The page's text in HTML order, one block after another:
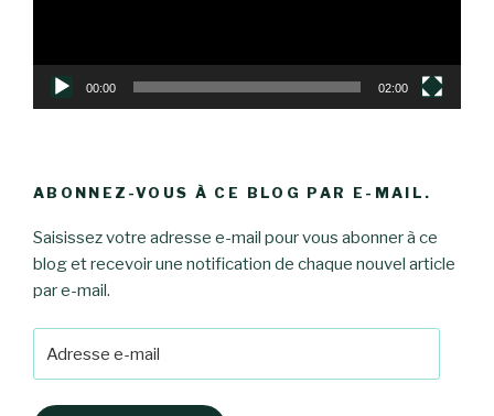
00:00 02:00
ABONNEZ-VOUS À CE BLOG PAR E-MAIL.
Saisissez votre adresse e-mail pour vous abonner à ce
blog et recevoir une notification de chaque nouvel article
par e-mail.